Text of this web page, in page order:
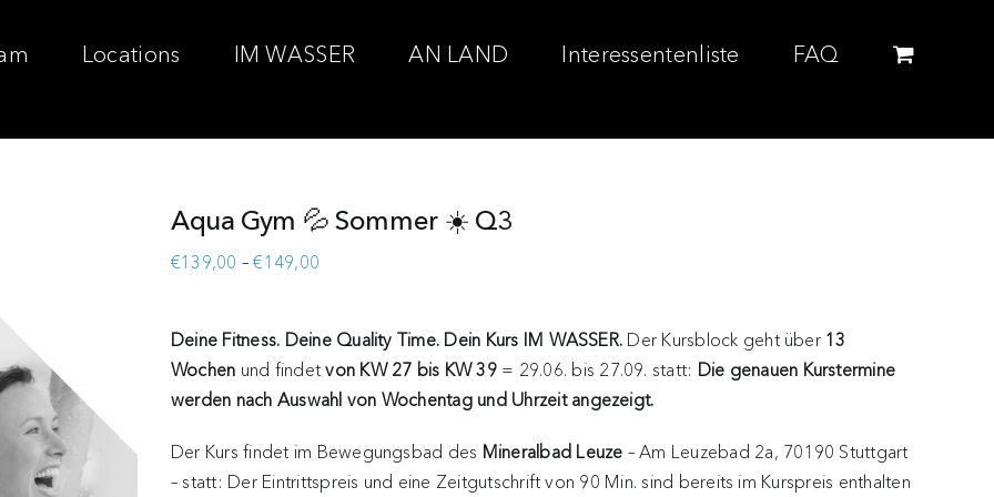
Locations IM WASSER AN LAND Interessentenliste FAQ
Aqua Gym 💦 Sommer ☀️ Q3
€139,00 –€149,00
€149,00
Deine Fitness. Deine Quality Time. Dein Kurs IM WASSER. Der Kursblock geht über 13
Wochen und findetvon KW 27 bis KW 39= 29.06. bis 27.09. statt: Die genauen Kurstermine
werden nach Auswahl von Wochentag und Uhrzeit angezeigt.
Der Kurs findet im Bewegungsbad des Mineralbad Leuze – Am Leuzebad 2a, 70190 Stuttgart
– statt: Der Eintrittspreis und eine Zeitgutschrift von 90 Min. sind bereits im Kurspreis enthalten